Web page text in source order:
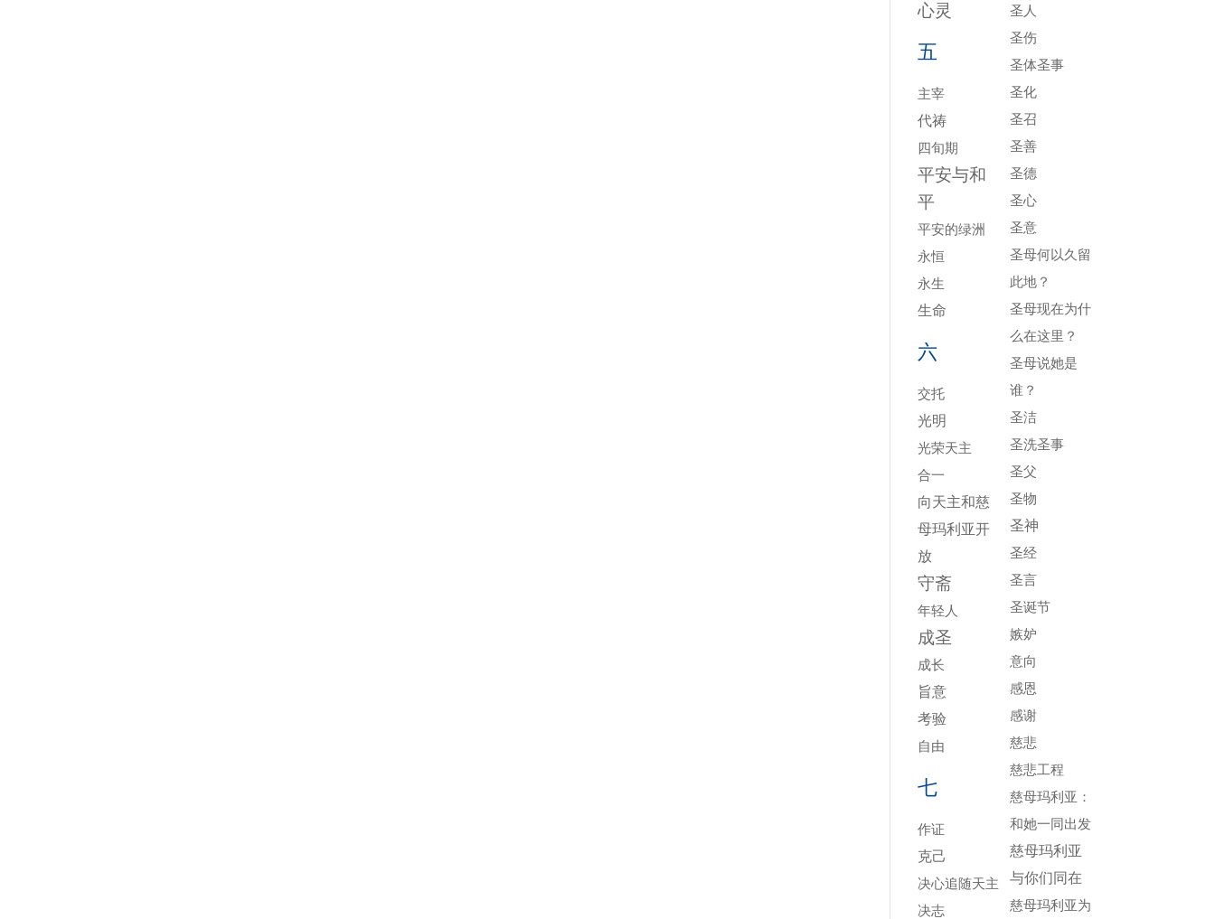
心灵
五
主宰
代祷
四旬期
平安与和
平
平安的绿洲
永恒
永生
生命
六
交托
光明
光荣天主
合一
向天主和慈
母玛利亚开
放
守斋
年轻人
成圣
成长
旨意
考验
自由
七
作证
克己
决心追随天主
决志
圣人
圣伤
圣体圣事
圣化
圣召
圣善
圣德
圣心
圣意
圣母何以久留
此地？
圣母现在为什
么在这里？
圣母说她是
谁？
圣洁
圣洗圣事
圣父
圣物
圣神
圣经
圣言
圣诞节
嫉妒
意向
感恩
感谢
慈悲
慈悲工程
慈母玛利亚：
和她一同出发
慈母玛利亚
与你们同在
慈母玛利亚为